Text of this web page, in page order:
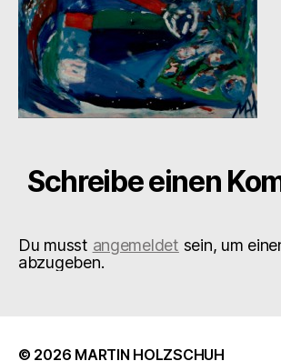
Schreibe einen
Du musst angemeldet sein, um
abzugeben.
© 2026 MARTIN HOLZSCHUH